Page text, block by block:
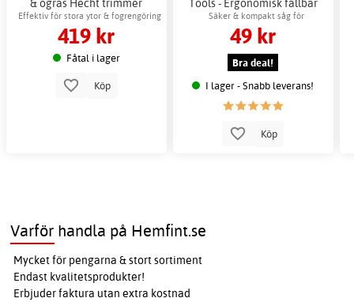
tillbehör
Effektiv för stora ytor & fogrengöring
419 kr
Fåtal i lager
Köp
antihalkyta
Säker & kompakt såg för
trädgårdsarbete
49 kr
Bra deal!
I lager - Snabb leverans!
Köp
Varför handla på Hemfint.se
Mycket för pengarna & stort sortiment
Endast kvalitetsprodukter!
Erbjuder faktura utan extra kostnad